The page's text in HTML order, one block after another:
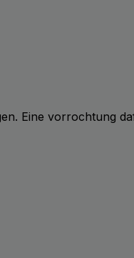
Eine vorrochtung